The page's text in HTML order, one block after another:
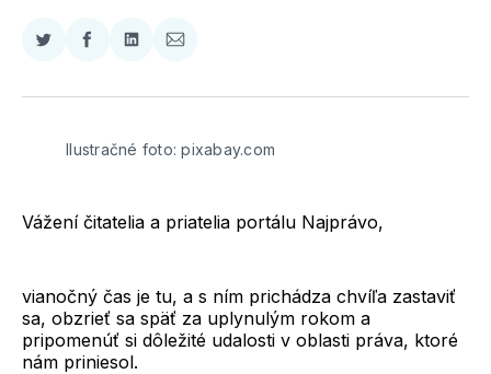
Zdieľať
Twitter
Zdieľať
Facebooku
Zdieľať
LinkedIne
Zdieľať
E-
Ilustračné foto: pixabay.com
Vážení čitatelia a priatelia portálu Najprávo,
vianočný čas je tu, a s ním prichádza chvíľa zastaviť
sa, obzrieť sa späť za uplynulým rokom a
pripomenúť si dôležité udalosti v oblasti práva, ktoré
nám priniesol.